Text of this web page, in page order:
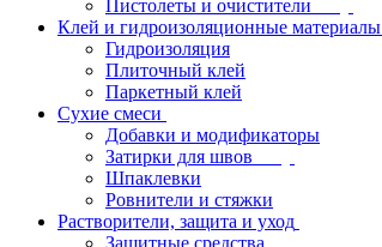
Пистолеты и очистители
Клей и гидроизоляционные материалы
Гидроизоляция
Плиточный клей
Паркетный клей
Сухие смеси
Добавки и модификаторы
Затирки для швов
Шпаклевки
Ровнители и стяжки
Растворители, защита и уход
Защитные средства